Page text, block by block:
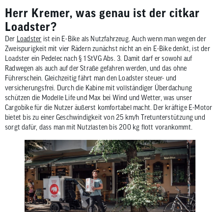
gelangen.
Benutzer
von
können
Touch-
und
Herr Kremer, was genau ist der citkar
Loadster?
Der Loadster ist ein E-Bike als Nutzfahrzeug. Auch wenn man wegen der
Zweispurigkeit mit vier Rädern zunächst nicht an ein E-Bike denkt, ist der
Loadster ein Pedelec nach § 1 StVG Abs. 3. Damit darf er sowohl auf
Radwegen als auch auf der Straße gefahren werden, und das ohne
Führerschein. Gleichzeitig fährt man den Loadster steuer- und
versicherungsfrei. Durch die Kabine mit vollständiger Überdachung
schützen die Modelle Life und Max bei Wind und Wetter, was unser
Cargobike für die Nutzer äußerst komfortabel macht. Der kräftige E-Motor
bietet bis zu einer Geschwindigkeit von 25 km/h Tretunterstützung und
sorgt dafür, dass man mit Nutzlasten bis 200 kg flott vorankommt.